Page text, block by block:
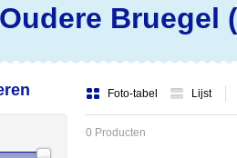
Bruegel
Foto-tabel Lijst
0 Producten